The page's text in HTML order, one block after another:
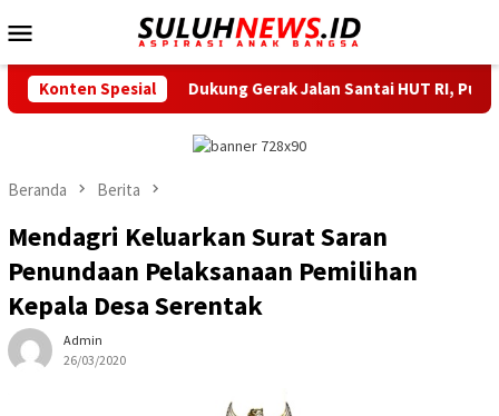
ke
Mobile
Konten Spesial
Dukung Gerak Jalan Santai HUT RI, Puskesmas Pasir
Beranda Berita
Mendagri Keluarkan Surat Saran
Penundaan Pelaksanaan Pemilihan
Kepala Desa Serentak
Admin
26/03/2020